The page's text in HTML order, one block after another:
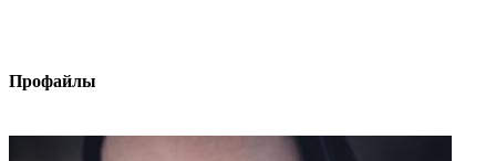
Профайлы